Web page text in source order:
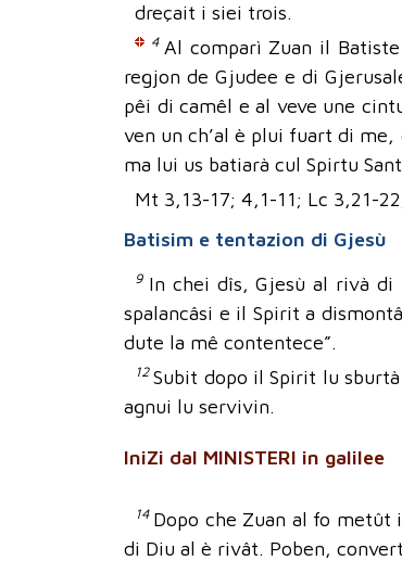
dreçait i siei trois.
4 Al comparì Zuan il
regjon de Gjudee e di
pêi di camêl e al veve une
ven un ch’al è plui fuart di
ma lui us batiarà cul Spirtu
Mt 3,13-17; 4,1-11; Lc 3,21-
Batisim e tentazion di Gjesù
9 In chei dîs, Gjesù al rivà
spalancâsi e il Spirit a
dute la mê contentece”.
12Subit dopo il Spirit lu
agnui lu servivin.
IniZi dal MINISTERI in galilee
14 Dopo che Zuan al fo metût
di Diu al è rivât. Poben,